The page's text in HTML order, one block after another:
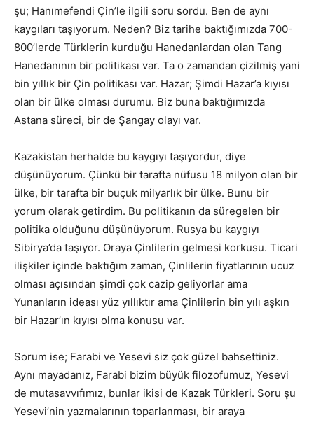
şu; Hanımefendi Çin’le ilgili soru sordu. Ben de aynı
kaygıları taşıyorum. Neden? Biz tarihe baktığımızda 700-
800’lerde Türklerin kurduğu Hanedanlardan olan Tang
Hanedanının bir politikası var. Ta o zamandan çizilmiş yani
bin yıllık bir Çin politikası var. Hazar; Şimdi Hazar’a kıyısı
olan bir ülke olması durumu. Biz buna baktığımızda
Astana süreci, bir de Şangay olayı var.
Kazakistan herhalde bu kaygıyı taşıyordur, diye
düşünüyorum. Çünkü bir tarafta nüfusu 18 milyon olan bir
ülke, bir tarafta bir buçuk milyarlık bir ülke. Bunu bir
yorum olarak getirdim. Bu politikanın da süregelen bir
politika olduğunu düşünüyorum. Rusya bu kaygıyı
Sibirya’da taşıyor. Oraya Çinlilerin gelmesi korkusu. Ticari
ilişkiler içinde baktığım zaman, Çinlilerin fiyatlarının ucuz
olması açısından şimdi çok cazip geliyorlar ama
Yunanların ideası yüz yıllıktır ama Çinlilerin bin yılı aşkın
bir Hazar’ın kıyısı olma konusu var.
Sorum ise; Farabi ve Yesevi siz çok güzel bahsettiniz.
Aynı mayadanız, Farabi bizim büyük filozofumuz, Yesevi
de mutasavvıfımız, bunlar ikisi de Kazak Türkleri. Soru şu
Yesevi’nin yazmalarının toparlanması, bir araya